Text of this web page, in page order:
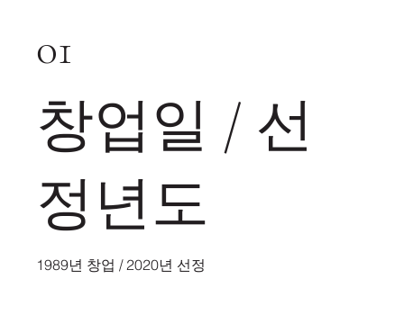
01
창업일 / 선
정년도
1989년 창업 / 2020년 선정